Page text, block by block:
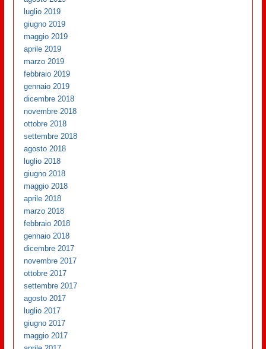
luglio 2019
giugno 2019
maggio 2019
aprile 2019
marzo 2019
febbraio 2019
gennaio 2019
dicembre 2018
novembre 2018
ottobre 2018
settembre 2018
agosto 2018
luglio 2018
giugno 2018
maggio 2018
aprile 2018
marzo 2018
febbraio 2018
gennaio 2018
dicembre 2017
novembre 2017
ottobre 2017
settembre 2017
agosto 2017
luglio 2017
giugno 2017
maggio 2017